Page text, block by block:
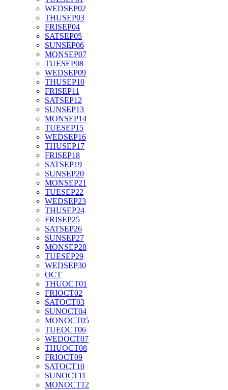
WEDSEP02
THUSEP03
FRISEP04
SATSEP05
SUNSEP06
MONSEP07
TUESEP08
WEDSEP09
THUSEP10
FRISEP11
SATSEP12
SUNSEP13
MONSEP14
TUESEP15
WEDSEP16
THUSEP17
FRISEP18
SATSEP19
SUNSEP20
MONSEP21
TUESEP22
WEDSEP23
THUSEP24
FRISEP25
SATSEP26
SUNSEP27
MONSEP28
TUESEP29
WEDSEP30
OCT
THUOCT01
FRIOCT02
SATOCT03
SUNOCT04
MONOCT05
TUEOCT06
WEDOCT07
THUOCT08
FRIOCT09
SATOCT10
SUNOCT11
MONOCT12